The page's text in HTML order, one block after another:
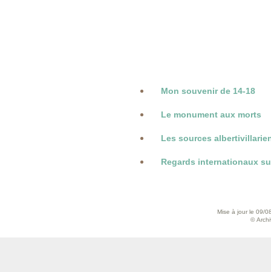
Mon souvenir de 14-18
Le monument aux morts
Les sources
Regards internationaux
Mise à jour le 09/
©